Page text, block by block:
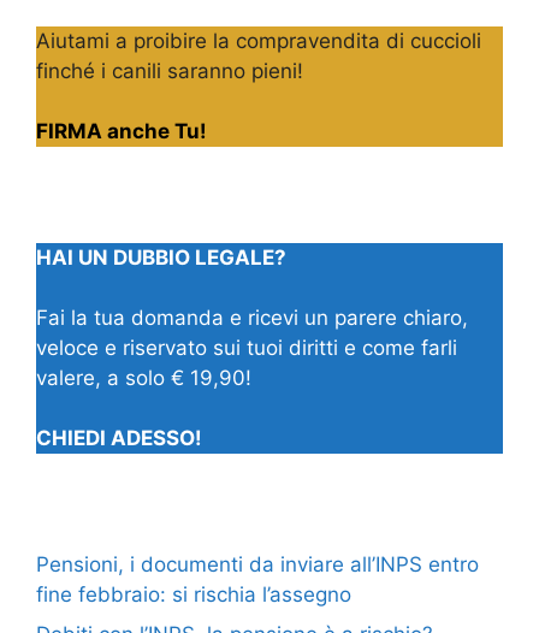
Aiutami a proibire la compravendita di cuccioli
finché i canili saranno pieni!
FIRMA anche Tu!
HAI UN DUBBIO LEGALE?
Fai la tua domanda e ricevi un parere chiaro,
veloce e riservato sui tuoi diritti e come farli
valere, a solo € 19,90!
CHIEDI ADESSO!
Pensioni, i documenti da inviare all’INPS entro
fine febbraio: si rischia l’assegno